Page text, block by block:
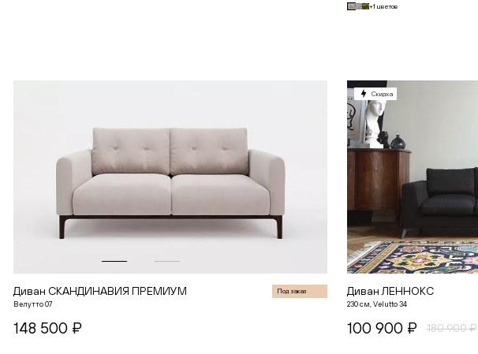
+1 цветов
Диван СКАНДИНАВИЯ ПРЕМИУМ Под заказ
Велутто 07
148 500 ₽
Скидка
Диван ЛЕННОКС
230 см, Velutto 34
100 900 ₽ 180 900 ₽